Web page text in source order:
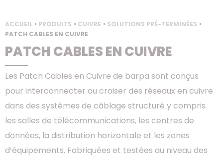
ACCUEIL > PRODUITS > CUIVRE > SOLUTIONS PRÉ-TERMINÉES >
PATCH CABLES EN CUIVRE
PATCH CABLES EN CUIVRE
Les Patch Cables en Cuivre de barpa sont conçus
pour interconnecter ou croiser des réseaux en cuivre
dans des systèmes de câblage structuré y compris
les salles de télécommunications, les centres de
données, la distribution horizontale et les zones
d’équipements. Fabriquées et testées au niveau des